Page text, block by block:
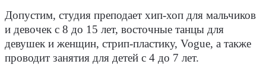
Допустим, студия преподает хип-хоп для мальчиков
и девочек с 8 до 15 лет, восточные танцы для
девушек и женщин, стрип-пластику, Vogue, а также
проводит занятия для детей с 4 до 7 лет.